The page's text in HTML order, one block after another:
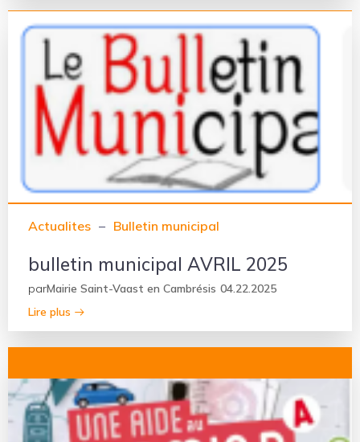
Actualites – Bulletin municipal
bulletin municipal AVRIL 2025
parMairie Saint-Vaast en Cambrésis 04.22.2025
Lire plus